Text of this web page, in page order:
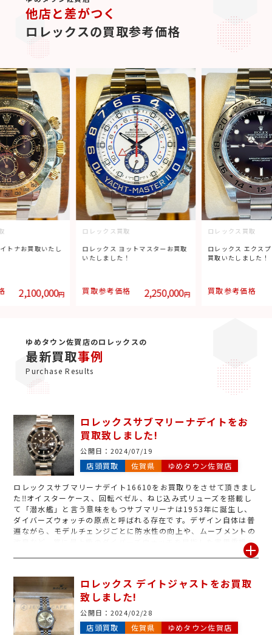
他店と差がつく
ロレックスの買取参考価格
トナお買取いたし
2,100,000円
ロレックス買取
ロレックス ヨットマスターお買取
いたしました！
買取参考価格 2,250,000円
ロレックス買取
ロレックス エクス
買取いたしました！
買取参考価格
ゆめタウン佐賀店のロレックスの
最新買取事例
Purchase Results
ロレックスサブマリーナデイトをお
買取致しました!
公開日： 2024/07/19
店頭買取 佐賀県 ゆめタウン佐賀店
ロレックスサブマリーナデイト16610をお買取りをさせて頂きまし
た‼︎オイスターケース、回転ベゼル、ねじ込み式リューズを搭載し
て「潜水艦」と言う意味をもつサブマリーナは1953年に誕生し、
ダイバーズウォッチの原点と呼ばれる存在です。デザイン自体は普
遍ながら、モデルチェンジごとに防水性の向上や、ムーブメントの
改良など、常に最上級のダイバーズウォッチを目指した実用重視の
姿勢が高い信頼性わや維持しています。その他貴金属、ジュエリ
カフェへご相談ください^_^
ロレックス デイトジャストをお買取
致しました!
公開日： 2024/02/28
店頭買取 佐賀県 ゆめタウン佐賀店